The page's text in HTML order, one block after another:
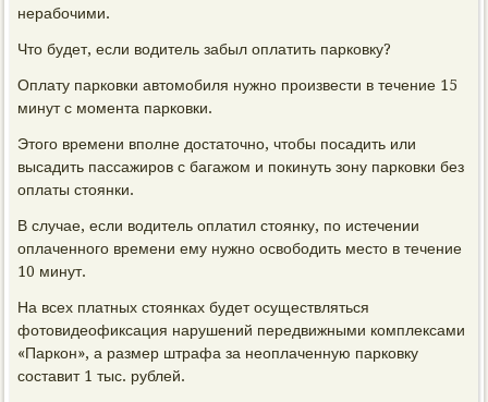
нерабочими.
Что будет, если водитель забыл оплатить парковку?
Оплату парковки автомобиля нужно произвести в течение 15
минут с момента парковки.
Этого времени вполне достаточно, чтобы посадить или
высадить пассажиров с багажом и покинуть зону парковки без
оплаты стоянки.
В случае, если водитель оплатил стоянку, по истечении
оплаченного времени ему нужно освободить место в течение
10 минут.
На всех платных стоянках будет осуществляться
фотовидеофиксация нарушений передвижными комплексами
«Паркон», а размер штрафа за неоплаченную парковку
составит 1 тыс. рублей.